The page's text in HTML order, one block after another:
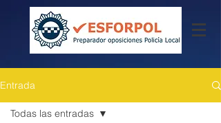
Entrada
Todas las entradas